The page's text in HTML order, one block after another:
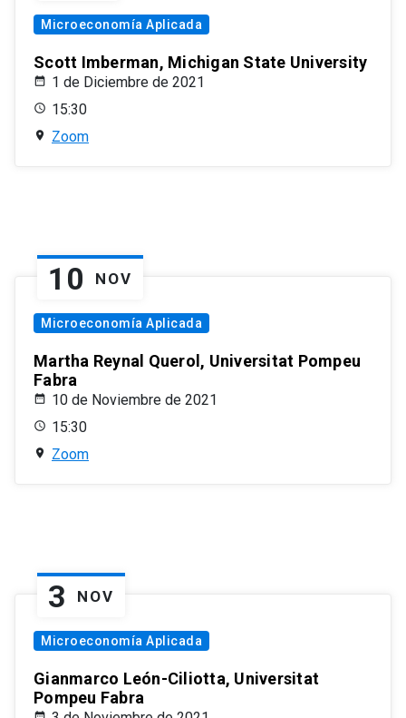
Microeconomía Aplicada
Scott Imberman, Michigan State University
1 de Diciembre de 2021
15:30
Zoom
10 NOV
Microeconomía Aplicada
Martha Reynal Querol, Universitat Pompeu
Fabra
10 de Noviembre de 2021
15:30
Zoom
3 NOV
Microeconomía Aplicada
Gianmarco León-Ciliotta, Universitat
Pompeu Fabra